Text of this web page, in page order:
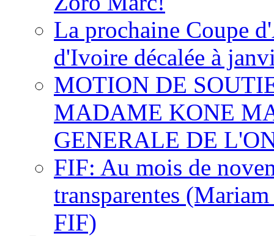
La prochaine Coupe
d'Ivoire décalée à
MOTION DE
MADAME KONE
GENERALE DE
FIF: Au mois de
transparentes
FIF)